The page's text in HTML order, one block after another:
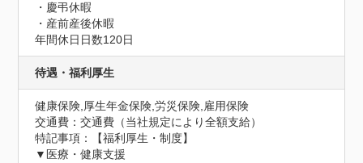
・慶弔休暇
・産前産後休暇
年間休日日数120日
待遇・福利厚生
健康保険,厚生年金保険,労災保険,雇用保険
交通費：交通費（当社規定により全額支給）
特記事項：【福利厚生・制度】
▼医療・健康支援